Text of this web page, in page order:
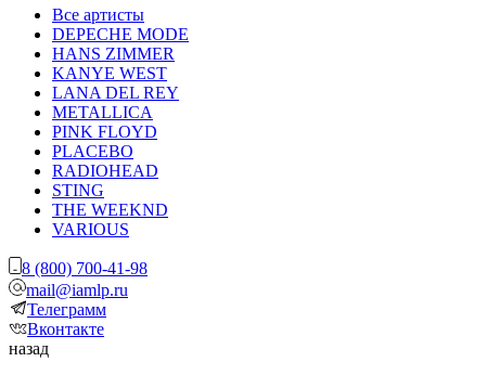
Все артисты
DEPECHE MODE
HANS ZIMMER
KANYE WEST
LANA DEL REY
METALLICA
PINK FLOYD
PLACEBO
RADIOHEAD
STING
THE WEEKND
VARIOUS
8 (800) 700-41-98
mail@iamlp.ru
Телеграмм
Вконтакте
назад